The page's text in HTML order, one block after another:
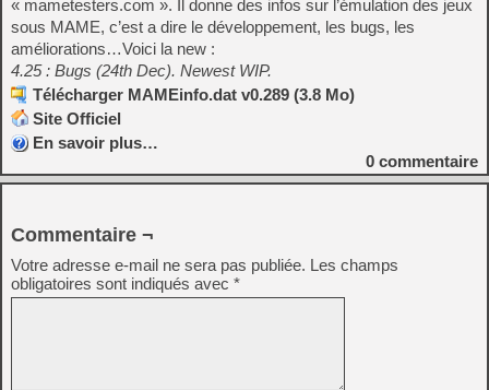
« mametesters.com ». Il donne des infos sur l’émulation des jeux
sous MAME, c’est a dire le développement, les bugs, les
améliorations…Voici la new :
4.25 : Bugs (24th Dec). Newest WIP.
Télécharger MAMEinfo.dat v0.289 (3.8 Mo)
Site Officiel
En savoir plus…
0 commentaire
Commentaire ¬
Votre adresse e-mail ne sera pas publiée. Les champs
obligatoires sont indiqués avec *